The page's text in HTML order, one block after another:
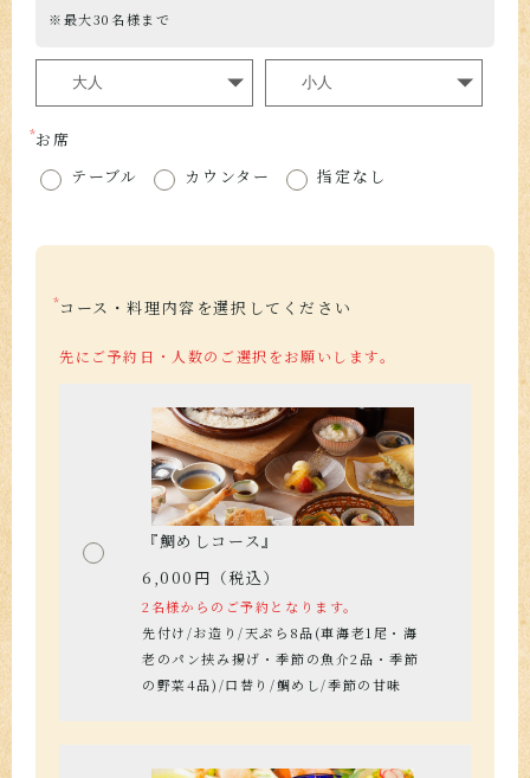
※最大30名様まで
お席
テーブル
カウンター 指定なし
コース・料理内容を選択してください
先にご予約日・人数のご選択をお願いします。
『鯛めしコース』
6,000円（税込）
2名様からのご予約となります。
先付け/お造り/天ぷら8品(車海老1尾・海
老のパン挟み揚げ・季節の魚介2品・季節
の野菜4品)/口替り/鯛めし/季節の甘味